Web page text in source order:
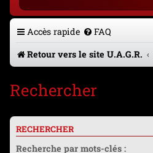
Accès rapide
FAQ
Retour vers le site U.A.G.R.
Rechercher
RECHERCHER
Recherche par mots-clés :